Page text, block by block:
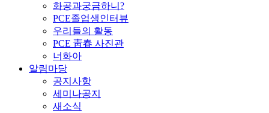
화공과궁금하니?
PCE졸업생인터뷰
우리들의 활동
PCE 靑春 사진관
너화아
알림마당
공지사항
세미나공지
새소식